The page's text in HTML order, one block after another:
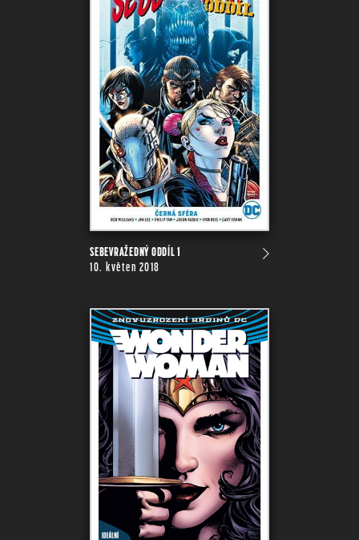
SEBEVRAŽEDNÝ ODDÍL 1
10. květen 2018